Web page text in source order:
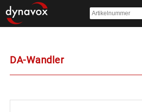
DA-Wandler